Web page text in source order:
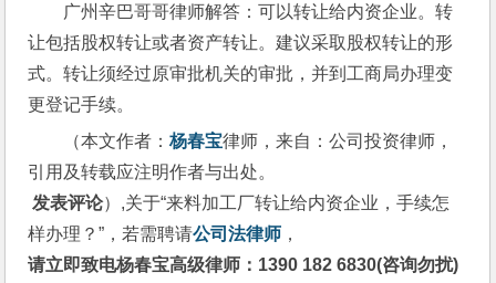
广州辛巴哥哥律师解答：可以转让给内资企业。转
让包括股权转让或者资产转让。建议采取股权转让的形
式。转让须经过原审批机关的审批，并到工商局办理变
更登记手续。
（本文作者：杨春宝律师，来自：公司投资律师，
引用及转载应注明作者与出处。
发表评论）,关于“来料加工厂转让给内资企业，手续怎
样办理？”，若需聘请公司法律师 ，
请立即致电杨春宝高级律师：1390 182 6830(咨询勿扰)